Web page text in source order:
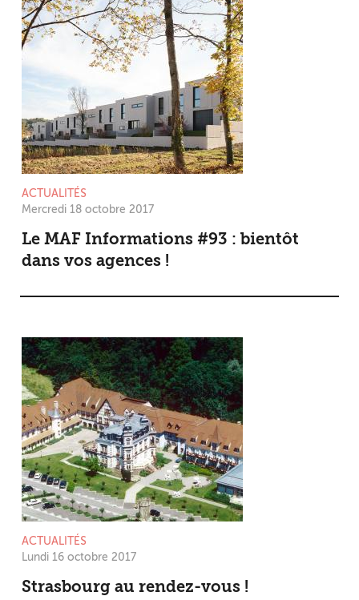
ACTUALITÉS
Mercredi 18 octobre 2017
Le MAF Informations #93 : bientôt
dans vos agences !
ACTUALITÉS
Lundi 16 octobre 2017
Strasbourg au rendez-vous !